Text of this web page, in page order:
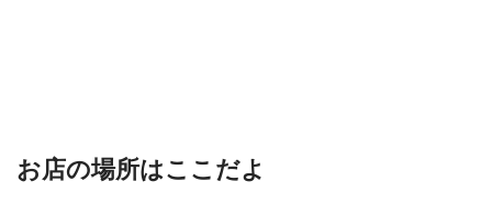
お店の場所はここだよ